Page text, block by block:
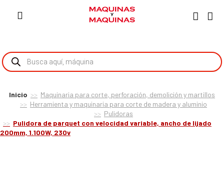
Inicio
Maquinaria para corte, perforación, demolición y martillos
Herramienta y maquinaria para corte de madera y aluminio
Pulidoras
Pulidora de parquet con velocidad variable, ancho de lijado
200mm, 1.100W, 230v